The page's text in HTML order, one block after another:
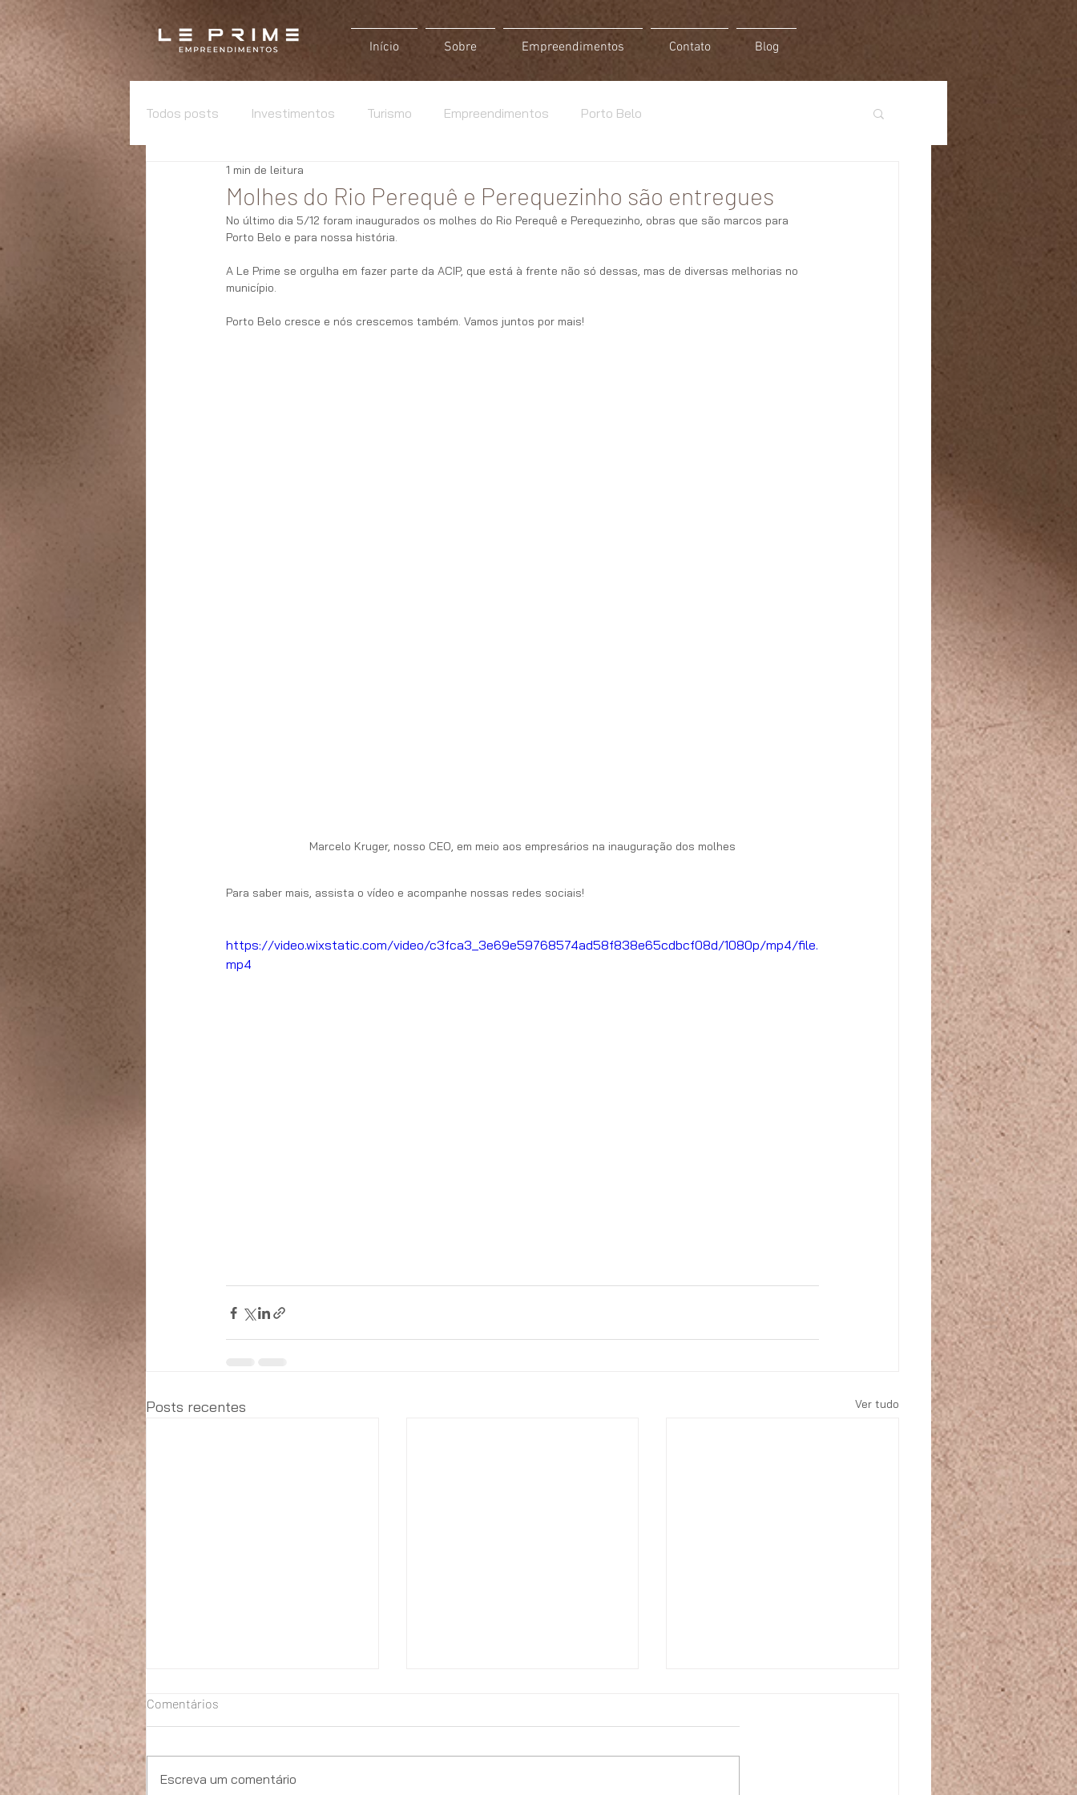
Início Sobre Empreendimentos Contato Blog
Todos posts Investimentos Turismo Empreendimentos Porto Belo
Molhes do Rio Perequê e Perequezinho são entregues
1 min de leitura
No último dia 5/12 foram inaugurados os molhes do Rio Perequê e Perequezinho, obras que são marcos para
Porto Belo e para nossa história.
A Le Prime se orgulha em fazer parte da ACIP, que está à frente não só dessas, mas de diversas melhorias no
município.
Porto Belo cresce e nós crescemos também. Vamos juntos por mais!
Marcelo Kruger, nosso CEO, em meio aos empresários na inauguração dos molhes
Para saber mais, assista o vídeo e acompanhe nossas redes sociais!
https://video.wixstatic.com/video/c3fca3_3e69e59768574ad58f838e65cdbcf08d/1080p/mp4/file.
mp4
Posts recentes Ver tudo
Comentários
Escreva um comentário